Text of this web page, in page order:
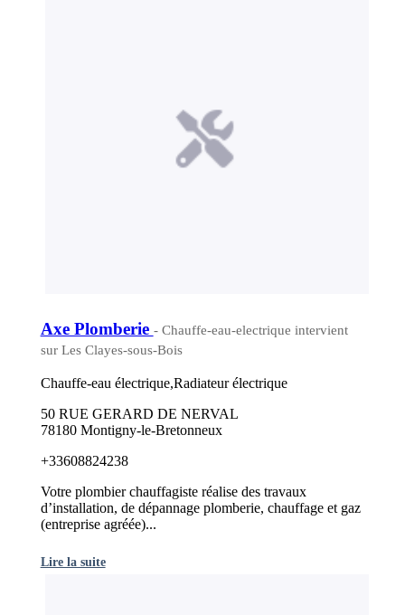
Axe Plomberie - Chauffe-eau-electrique intervient
sur Les Clayes-sous-Bois
Chauffe-eau électrique,Radiateur électrique
50 RUE GERARD DE NERVAL
78180 Montigny-le-Bretonneux
+33608824238
Votre plombier chauffagiste réalise des travaux
d’installation, de dépannage plomberie, chauffage et gaz
(entreprise agréée)...
Lire la suite